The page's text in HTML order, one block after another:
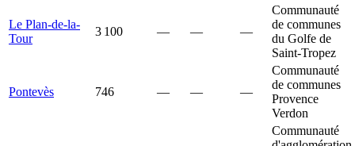
Le Plan-de-la-
Tour
3 100 — — —
Communauté
de communes
du Golfe de
Saint-Tropez
Pontevès 746 — — —
Communauté
de communes
Provence
Verdon
Communauté